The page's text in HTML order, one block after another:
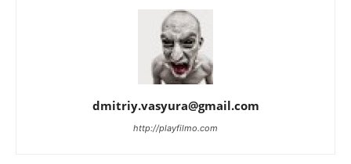
dmitriy.vasyura@gmail.com
http://playfilmo.com